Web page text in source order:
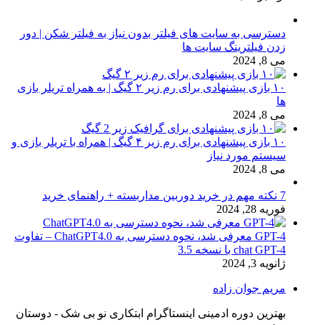
دسترسی به سایت های فیلتر بدون نیاز به فیلتر شکن | دور
زدن فیلترینگ سایت ها
می 8, 2024
۱۰ بازی پیشنهادی برای رم زیر ۲ گیگ | به همراه تریلر بازی
ها
می 8, 2024
۱۰ بازی پیشنهادی برای رم زیر ۴ گیگ | همراه با تریلر بازی و
سیستم مورد نیاز
می 8, 2024
7 نکته مهم در خرید دوربین مداربسته + راهنمای خرید
فوریه 28, 2024
GPT-4 معرفی شد، نحوه دسترسی به ChatGPT4.0 – تفاوت
chat GPT-4 با نسخه 3.5
ژانویه 3, 2024
مریم جوان زاده
بهترین دوره ادمینی اینستاگرام ابتکاری نو بی شک - دوستان